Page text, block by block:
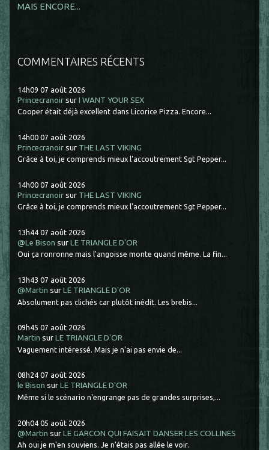
MAIS ENCORE...
COMMENTAIRES RÉCENTS
14h09 07 août 2026
Princecranoir surI WANT YOUR SEX
Cooper était déjà excellent dans Licorice Pizza. Encore...
14h00 07 août 2026
Princecranoir sur THE LAST VIKING
Grâce à toi, je comprends mieux l'accoutrement Sgt Pepper...
14h00 07 août 2026
Princecranoir sur THE LAST VIKING
Grâce à toi, je comprends mieux l'accoutrement Sgt Pepper...
13h44 07 août 2026
@Le Bison surLE TRIANGLE D'OR
Oui ça ronronne mais l'angoisse monte quand même. La fin...
13h43 07 août 2026
@Martin surLE TRIANGLE D'OR
Absolument pas clichés car plutôt inédit. Les brebis...
09h45 07 août 2026
Martin surLE TRIANGLE D'OR
Vaguement intéressé. Mais je n'ai pas envie de...
08h24 07 août 2026
le Bison surLE TRIANGLE D'OR
Même si le scénario n'engrange pas de grandes surprises,...
20h04 05 août 2026
@Martin surLE GARCON QUI FAISAIT DANSER LES COLLINES
Ah oui je m'en souviens. Je n'étais pas allée le voir.